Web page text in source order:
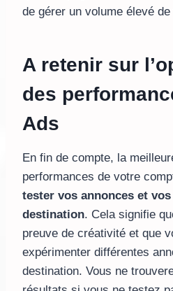
de gérer un volume élevé
A retenir sur
des
Ads
En fin de compte, la
performances de votre
tester vos annonces et vos
destination. Cela signifie
preuve de créativité et que
expérimenter différentes
destination. Vous ne